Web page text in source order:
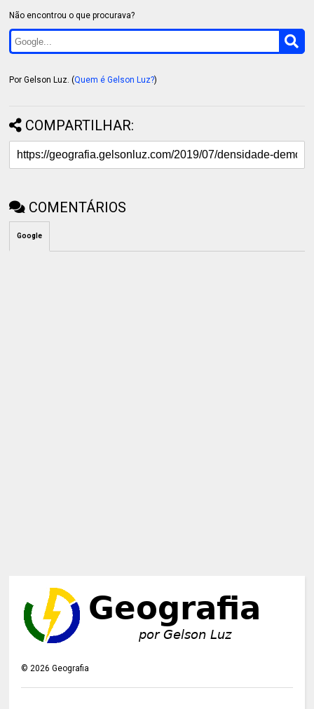
Não encontrou o que procurava?
Por Gelson Luz. (Quem é Gelson Luz?)
COMPARTILHAR:
COMENTÁRIOS
Google
©2026 Geografia